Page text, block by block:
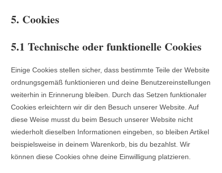
5. Cookies
5.1 Technische oder funktionelle Cookies
Einige Cookies stellen sicher, dass bestimmte Teile der Website
ordnungsgemäß funktionieren und deine Benutzereinstellungen
weiterhin in Erinnerung bleiben. Durch das Setzen funktionaler
Cookies erleichtern wir dir den Besuch unserer Website. Auf
diese Weise musst du beim Besuch unserer Website nicht
wiederholt dieselben Informationen eingeben, so bleiben Artikel
beispielsweise in deinem Warenkorb, bis du bezahlst. Wir
können diese Cookies ohne deine Einwilligung platzieren.